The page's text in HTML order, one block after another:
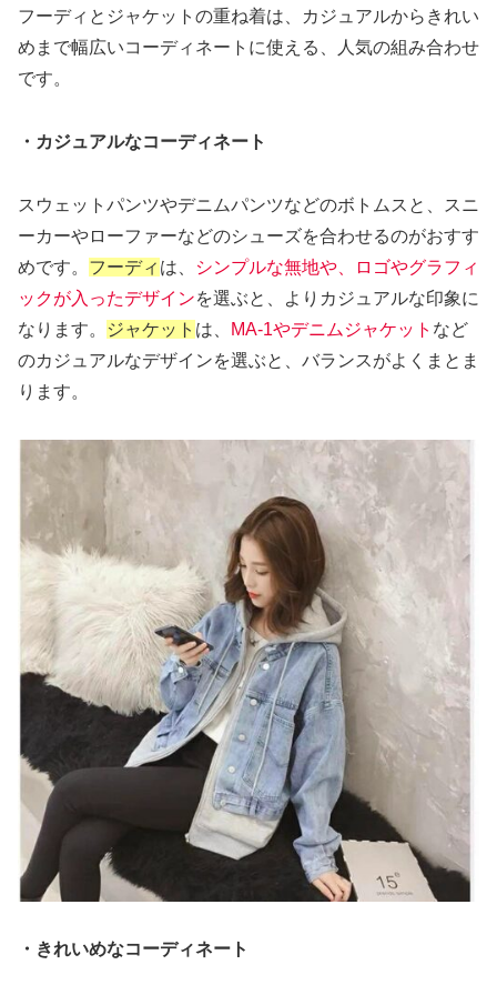
フーディとジャケットの重ね着は、カジュアルからきれい
めまで幅広いコーディネートに使える、人気の組み合わせ
です。
・カジュアルなコーディネート
スウェットパンツやデニムパンツなどのボトムスと、スニ
ーカーやローファーなどのシューズを合わせるのがおすす
めです。 フーディ は、
シンプルな無地や、ロゴやグラフィ
ックが入ったデザインを選ぶと、よりカジュアルな印象に
なります。
ジャケット は、 MA-1やデニムジャケット など
のカジュアルなデザインを選ぶと、バランスがよくまとま
ります。
・きれいめなコーディネート